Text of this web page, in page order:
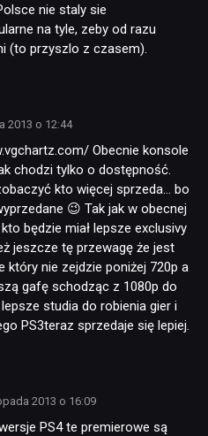
nie staly sie
na tyle, zeby od razu
(to przyszlo z czasem).
2013 o 12:44
Obecnie konsole
chodzi tylko o dostępność.
kto więcej sprzeda… bo
😉 Tak jak w obecnej
będzie miał lepsze exclusivy
jeszcze tę przewagę że jest
który nie zejdzie poniżej 720p a
gafę schodząc z 1080p do
studia do robienia gier i
PS3teraz sprzedaje się lepiej.
2013 o 16:09
PS4 te premierowe są